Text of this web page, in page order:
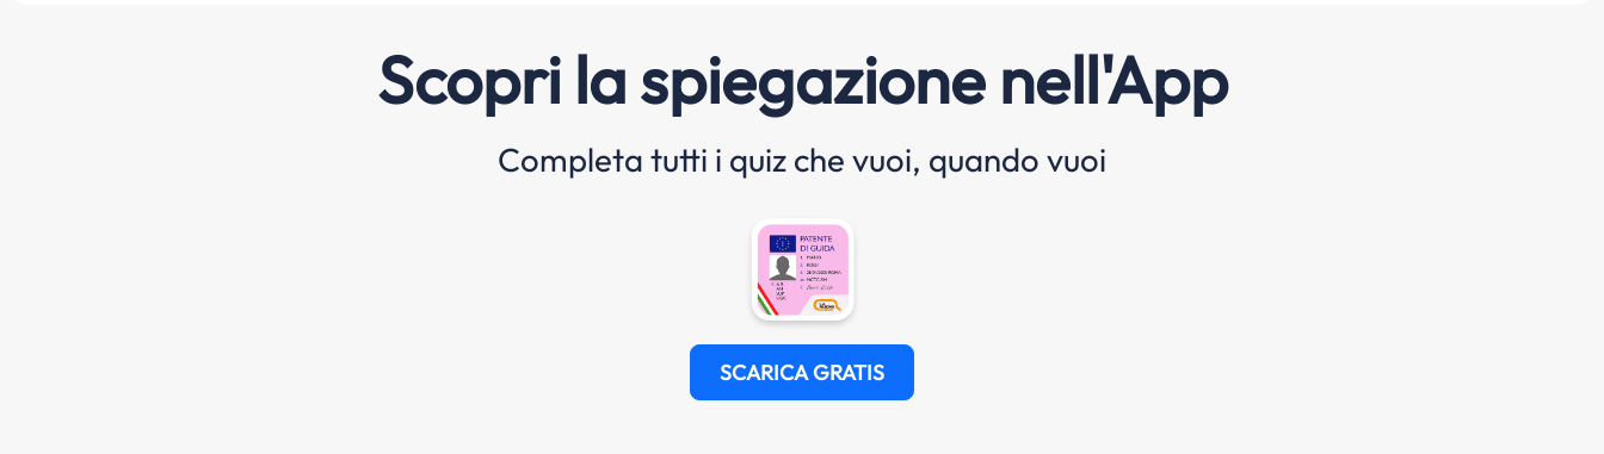
Scopri la spiegazione nell'App
Completa tutti i quiz che vuoi, quando vuoi
SCARICA GRATIS